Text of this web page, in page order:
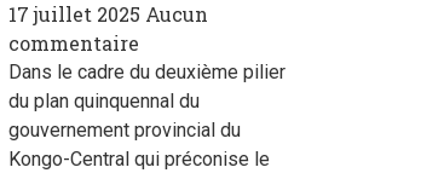
17 juillet 2025 Aucun
commentaire
Dans le cadre du deuxième pilier
du plan quinquennal du
gouvernement provincial du
Kongo-Central qui préconise le